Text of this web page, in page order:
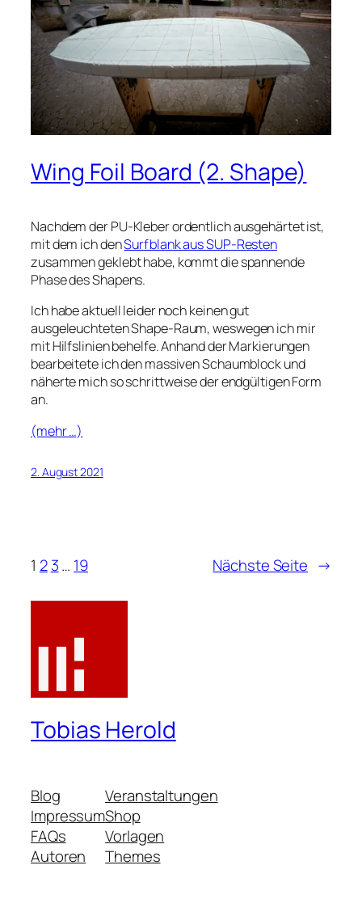
Wing Foil Board (2. Shape)
Nachdem der PU-Kleber ordentlich ausgehärtet ist,
mit dem ich denSurfblank aus SUP-Resten
zusammen geklebt habe, kommt die spannende
Phase des Shapens.
Ich habe aktuell leider noch keinen gut
ausgeleuchteten Shape-Raum, weswegen ich mir
mit Hilfslinien behelfe. Anhand der Markierungen
bearbeitete ich den massiven Schaumblock und
näherte mich so schrittweise der endgültigen Form
an.
(mehr …)
2. August 2021
1 2 3… 19 Nächste Seite →
Tobias Herold
Blog
Impressum
FAQs
Autoren
Veranstaltungen
Shop
Vorlagen
Themes